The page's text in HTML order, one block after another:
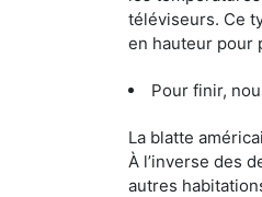
téléviseurs. Ce
en hauteur pour
Pour finir,
La blatte
À l’inverse des
autres